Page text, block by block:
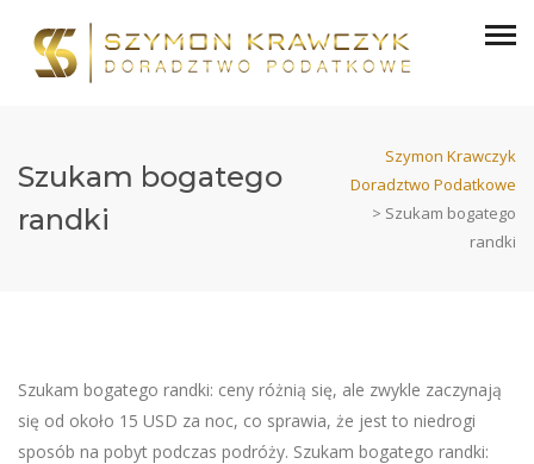
Szukam bogatego
randki
Szymon Krawczyk
Doradztwo Podatkowe
> Szukam bogatego
randki
Szukam bogatego randki: ceny różnią się, ale zwykle zaczynają
się od około 15 USD za noc, co sprawia, że jest to niedrogi
sposób na pobyt podczas podróży. Szukam bogatego randki: